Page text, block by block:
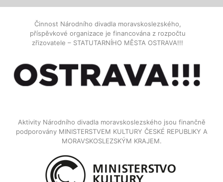
Činnost Národního divadla moravskoslezského,
příspěvkové organizace je financována z rozpočtu
zřizovatele – STATUTARNÍHO MĚSTA OSTRAVA!!!
Aktivity Národního divadla moravskoslezského jsou finančně
podporovány MINISTERSTVEM KULTURY ČESKÉ REPUBLIKY A
MORAVSKOSLEZSKÝM KRAJEM.